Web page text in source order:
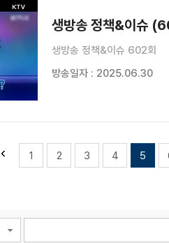
생방송 정책&이슈
생방송 정책&이슈 602회
방송일자 : 2025.06.30
1 2 3 4 5